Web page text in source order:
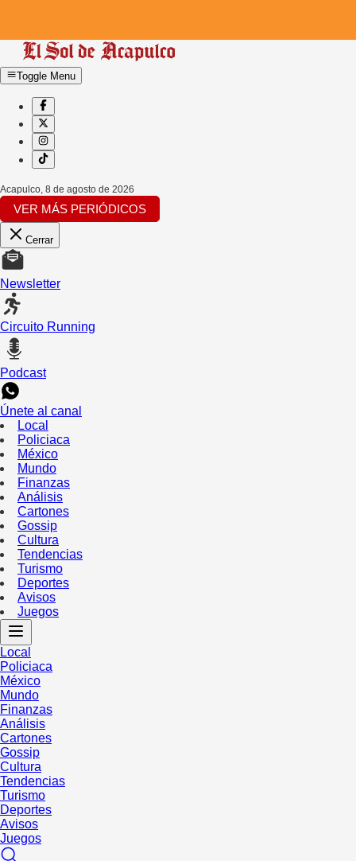
Toggle Menu
Acapulco 8 de agosto de 2026
VER MÁS PERIÓDICOS
Cerrar
Newsletter
Circuito Running
Podcast
Únete al canal
Local
Policiaca
México
Mundo
Finanzas
Análisis
Cartones
Gossip
Cultura
Tendencias
Turismo
Deportes
Avisos
Juegos
Local
Policiaca
México
Mundo
Finanzas
Análisis
Cartones
Gossip
Cultura
Tendencias
Turismo
Deportes
Avisos
Juegos